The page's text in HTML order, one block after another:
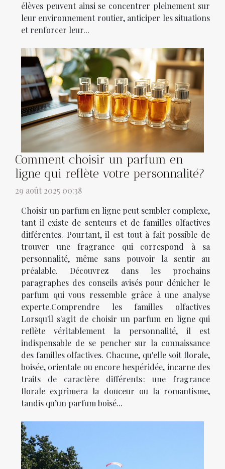
élèves peuvent ainsi se concentrer pleinement sur
leur environnement routier, anticiper les situations
et renforcer leur...
Comment choisir un parfum en
ligne qui reflète votre personnalité?
29 août 2025 00:38
Choisir un parfum en ligne peut sembler complexe,
tant il existe de senteurs et de familles olfactives
différentes. Pourtant, il est tout à fait possible de
trouver une fragrance qui correspond à sa
personnalité, même sans pouvoir la sentir au
préalable. Découvrez dans les prochains
paragraphes des conseils avisés pour dénicher le
parfum qui vous ressemble grâce à une analyse
experte.Comprendre les familles olfactives
Lorsqu'il s'agit de choisir un parfum en ligne qui
reflète véritablement la personnalité, il est
indispensable de se pencher sur la connaissance
des familles olfactives. Chacune, qu'elle soit florale,
boisée, orientale ou encore hespéridée, incarne des
traits de caractère différents : une fragrance
florale exprimera la douceur ou la romantisme,
tandis qu’un parfum boisé...